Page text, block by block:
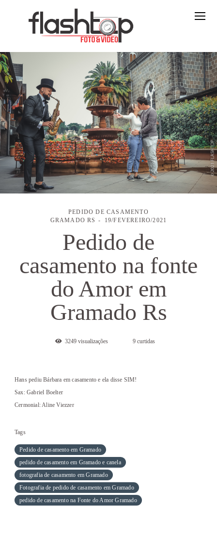
PEDIDO DE CASAMENTO
GRAMADO RS
19/FEVEREIRO/2021
Pedido de
casamento na fonte
do Amor em
Gramado Rs
3249visualizações 9curtidas
Hans pediu Bárbara em casamento e ela disse SIM!
Sax: Gabriel Boelter
Cermonial: Aline Viezzer
Tags
Pedido de casamento em Gramado
pedido de casamento em Gramado e canela
fotografia de casamento em Gramado
Fotografia de pedido de casamento em Gramado
pedido de casamento na Fonte do Amor Gramado